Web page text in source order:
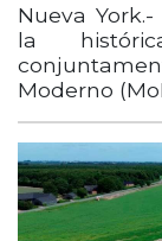
Nueva
la
Moderno